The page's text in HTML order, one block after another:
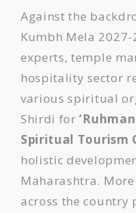
​Against the
Kumbh Mela
experts, temple
hospitality sector
various spiritual
Shirdi for
Spiritual Tourism
holistic
Maharashtra.
across the country